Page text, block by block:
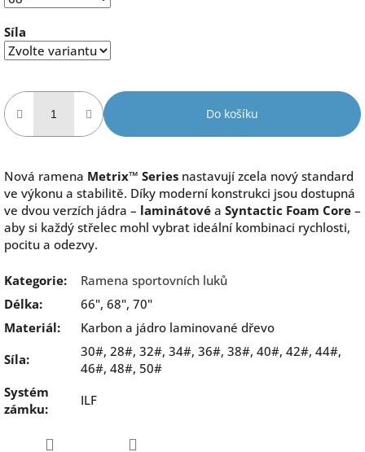
Síla
Do košíku
Nová ramena Metrix™ Series nastavují zcela nový standard
ve výkonu a stabilitě. Díky moderní konstrukci jsou dostupná
ve dvou verzích jádra – laminátové a Syntactic Foam Core –
aby si každý střelec mohl vybrat ideální kombinaci rychlosti,
pocitu a odezvy.
Kategorie:
Ramena sportovních luků
Délka:
66", 68", 70"
Materiál:
Karbon a jádro laminované dřevo
Síla:
30#, 28#, 32#, 34#, 36#, 38#, 40#, 42#, 44#,
46#, 48#, 50#
Systém
zámku:
ILF